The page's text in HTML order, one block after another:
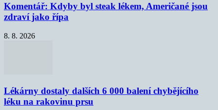
Komentář: Kdyby byl steak lékem, Američané jsou
zdraví jako řípa
8. 8. 2026
Lékárny dostaly dalších 6 000 balení chybějícího
léku na rakovinu prsu